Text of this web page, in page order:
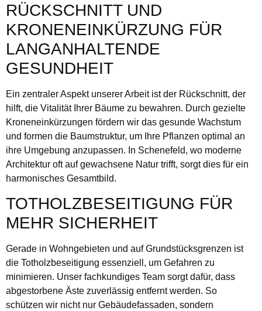
RÜCKSCHNITT UND
KRONENEINKÜRZUNG FÜR
LANGANHALTENDE
GESUNDHEIT
Ein zentraler Aspekt unserer Arbeit ist der Rückschnitt, der
hilft, die Vitalität Ihrer Bäume zu bewahren. Durch gezielte
Kroneneinkürzungen fördern wir das gesunde Wachstum
und formen die Baumstruktur, um Ihre Pflanzen optimal an
ihre Umgebung anzupassen. In Schenefeld, wo moderne
Architektur oft auf gewachsene Natur trifft, sorgt dies für ein
harmonisches Gesamtbild.
TOTHOLZBESEITIGUNG FÜR
MEHR SICHERHEIT
Gerade in Wohngebieten und auf Grundstücksgrenzen ist
die Totholzbeseitigung essenziell, um Gefahren zu
minimieren. Unser fachkundiges Team sorgt dafür, dass
abgestorbene Äste zuverlässig entfernt werden. So
schützen wir nicht nur Gebäudefassaden, sondern